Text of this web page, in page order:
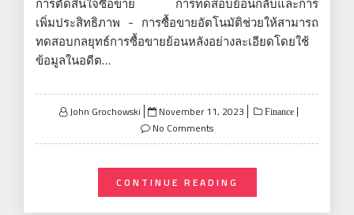
เพิ่มประสิทธิภาพ - การซื้อขายอัตโนมัติช่วยให้สามารถ
ทดสอบกลยุทธ์การซื้อขายย้อนหลังอย่างละเอียดโดยใช้
ข้อมูลในอดีต…
John Grochowski
Posted
on
November 11, 2023 Finance
No Comments
CONTINUE READING